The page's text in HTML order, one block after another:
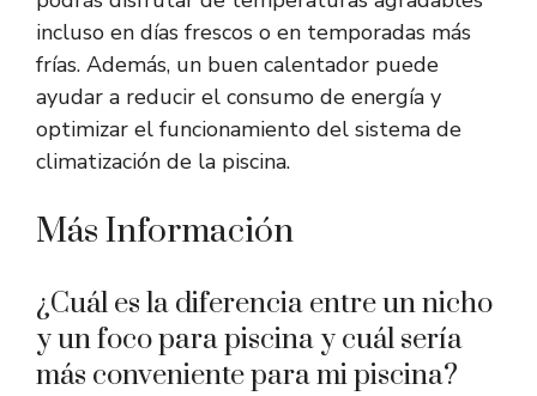
incluso en días frescos o en temporadas más
frías. Además, un buen calentador puede
ayudar a reducir el consumo de energía y
optimizar el funcionamiento del sistema de
climatización de la piscina.
Más Información
¿Cuál es la diferencia entre un nicho
y un foco para piscina y cuál sería
más conveniente para mi piscina?